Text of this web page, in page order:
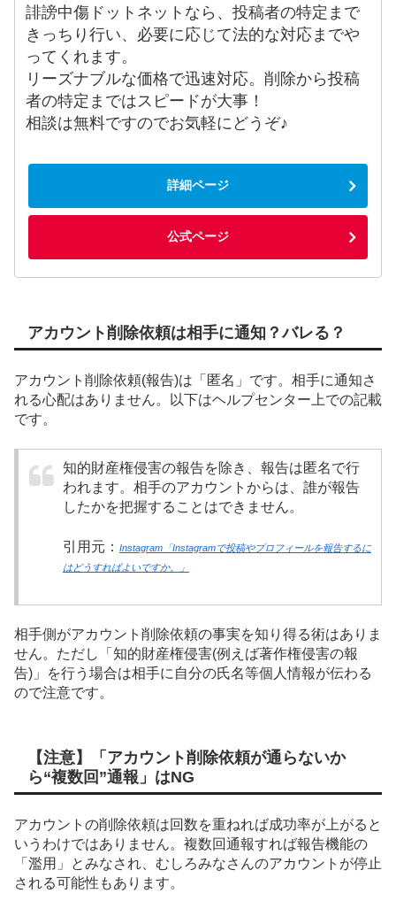
誹謗中傷ドットネットなら、投稿者の特定まで
きっちり行い、必要に応じて法的な対応までや
ってくれます。
リーズナブルな価格で迅速対応。削除から投稿
者の特定まではスピードが大事！
相談は無料ですのでお気軽にどうぞ♪
詳細ページ
公式ページ
アカウント削除依頼は相手に通知？バレる？
アカウント削除依頼(報告)は「匿名」です。相手に通知さ
れる心配はありません。以下はヘルプセンター上での記載
です。
知的財産権侵害の報告を除き、報告は匿名で行
われます。相手のアカウントからは、誰が報告
したかを把握することはできません。
引用元： Instagram「Instagramで投稿やプロフィールを報告するに
はどうすればよいですか。」
相手側がアカウント削除依頼の事実を知り得る術はありま
せん。ただし「知的財産権侵害(例えば著作権侵害の報
告)」を行う場合は相手に自分の氏名等個人情報が伝わる
ので注意です。
【注意】「アカウント削除依頼が通らないか
ら“複数回”通報」はNG
アカウントの削除依頼は回数を重ねれば成功率が上がると
いうわけではありません。複数回通報すれば報告機能の
「濫用」とみなされ、むしろみなさんのアカウントが停止
される可能性もあります。